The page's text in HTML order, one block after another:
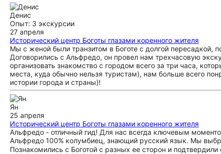
Денис
Опыт: 3 экскурсии
27 апреля
Исторический центр Боготы глазами коренного жителя
Мы с женой были транзитом в Боготе с долгой пересадкой,
Договорились с Альфредо, он провел нам трехчасовую
организовать знакомство с городом всего за три часа,
места, куда обычно нельзя туристам), нам больше всего
истории города и страны)!
Ян
25 апреля
Исторический центр Боготы глазами коренного жителя
Альфредо - отличный гид! Для нас всегда ключевым
Альфредо 100% колумбиец, знающий русский язык. Мы
Познакомились с Боготой с разных ее сторон и